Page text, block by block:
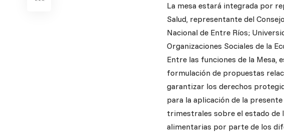
La mesa estará integrada por
Salud, representante del
Nacional de Entre Ríos;
Organizaciones Sociales de la
Entre las funciones de la Mesa,
formulación de propuestas
garantizar los derechos
para la aplicación de la
trimestrales sobre el estado de
alimentarias por parte de los